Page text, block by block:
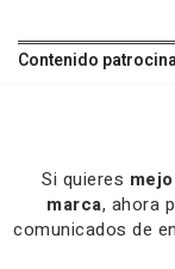
Contenido
Si quieres
marca, ahora
comunicados de